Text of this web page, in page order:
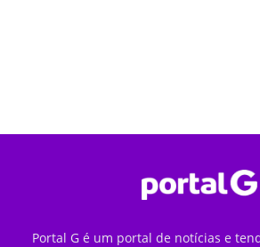
Portal G é um portal de notícias e